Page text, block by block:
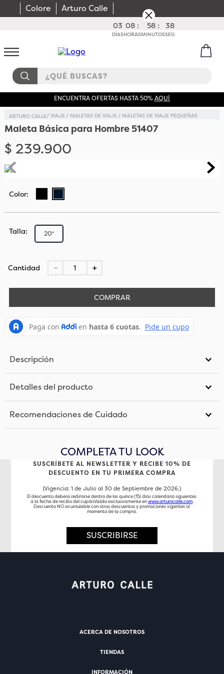
Colore Arturo Calle
03
DÍAS
08 :
HORAS
58:
MINUTOS
38
SEG
¿QUÉ BUSCAS?
ENCUENTRA OFERTAS HASTA 50%AQUÍ
VIAJE MALETAS DE VIAJE MALETAS DE VIAJE PEQUEÑAS
Maleta Básica para Hombre 51407
$ 239.900
Talla 20"
Cantidad ＋
－
COMPRAR
Descripción
Detalles del producto
Recomendaciones de Cuidado
COMPLETA TU LOOK
SUSCRÍBETE AL NEWSLETTER Y RECIBE 10% DE
DESCUENTO EN TU PRIMERA COMPRA
(Vigencia: 1 de Julio al 30 de Septiembre de 2026.)
El descuento deberá redimirse dentro de los quince (15) días calendario siguientes
a la fecha de recibo del cupón.Válido exclusivamente enwww.arturocalle.com.
Descuento NO acumulable con otros descuentos y promociones vigentes al
momento de la compra.
SUSCRIBIRSE
ACERCA DE NOSOTROS
TIENDAS
INFORMACIÓN